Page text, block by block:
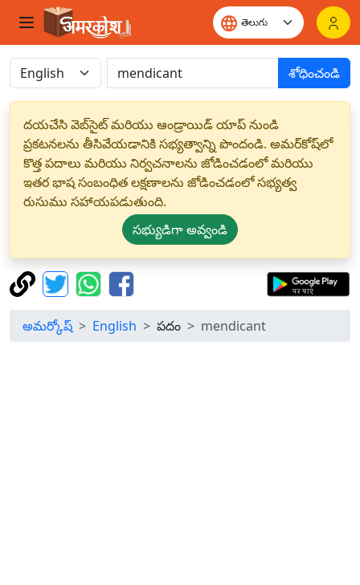
శోధించండి
దయచేసి వెబ్‌సైట్ మరియు ఆండ్రాయిడ్ యాప్ నుండి
ప్రకటనలను తీసివేయడానికి సభ్యత్వాన్ని పొందండి. అమర్‌కోష్‌లో
కొత్త పదాలు మరియు నిర్వచనాలను జోడించడంలో మరియు
ఇతర భాష సంబంధిత లక్షణాలను జోడించడంలో సభ్యత్వ
రుసుము సహాయపడుతుంది.
సభ్యుడిగా అవ్వండి
అమర్కోష్ English పదం mendicant